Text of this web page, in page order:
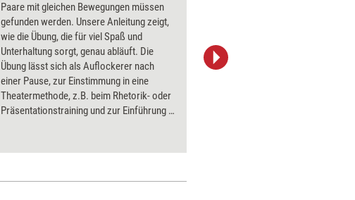
Paare mit gleichen Bewegungen müssen
gefunden werden. Unsere Anleitung zeigt,
wie die Übung, die für viel Spaß und
Unterhaltung sorgt, genau abläuft. Die
Übung lässt sich als Auflockerer nach
einer Pause, zur Einstimmung in eine
Theatermethode, z.B. beim Rhetorik- oder
Präsentationstraining und zur Einführung in